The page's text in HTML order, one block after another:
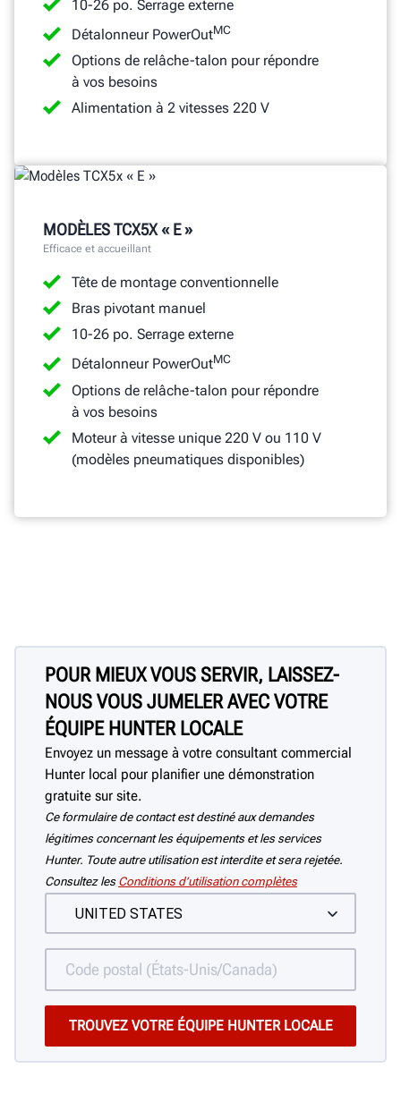
10-26 po. Serrage externe
Détalonneur PowerOutMC
Options de relâche-talon pour répondre
à vos besoins
Alimentation à 2 vitesses 220 V
MODÈLES TCX5X « E »
Efficace et accueillant
Tête de montage conventionnelle
Bras pivotant manuel
10-26 po. Serrage externe
Détalonneur PowerOutMC
Options de relâche-talon pour répondre
à vos besoins
Moteur à vitesse unique 220 V ou 110 V
(modèles pneumatiques disponibles)
POUR MIEUX VOUS SERVIR, LAISSEZ-
NOUS VOUS JUMELER AVEC VOTRE
ÉQUIPE HUNTER LOCALE
Envoyez un message à votre consultant commercial
Hunter local pour planifier une démonstration
gratuite sur site.
Ce formulaire de contact est destiné aux demandes
légitimes concernant les équipements et les services
Hunter. Toute autre utilisation est interdite et sera rejetée.
Consultez les Conditions d’utilisation complètes